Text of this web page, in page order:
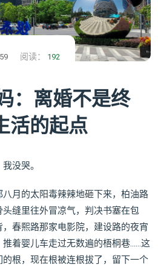
阅读： 192
：离婚不是终
活的起点
没哭。
月的太阳毒辣辣地砸下来，柏油路
缝里往外冒凉气，判决书塞在包
春熙路那家电影院，建设路的夜宵
着婴儿车走过无数遍的梧桐巷……这
根，现在根被连根拔了，留下一个